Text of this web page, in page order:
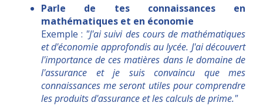
Parle de tes connaissances en
mathématiques et en économie
Exemple : "J'ai suivi des cours de mathématiques
et d'économie approfondis au lycée. J'ai découvert
l'importance de ces matières dans le domaine de
l'assurance et je suis convaincu que mes
connaissances me seront utiles pour comprendre
les produits d'assurance et les calculs de prime."